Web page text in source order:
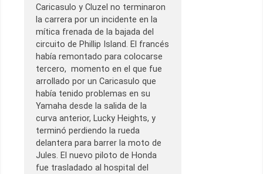
Caricasulo y Cluzel no terminaron
la carrera por un incidente en la
mítica frenada de la bajada del
circuito de Phillip Island. El francés
había remontado para colocarse
tercero, momento en el que fue
arrollado por un Caricasulo que
había tenido problemas en su
Yamaha desde la salida de la
curva anterior, Lucky Heights, y
terminó perdiendo la rueda
delantera para barrer la moto de
Jules. El nuevo piloto de Honda
fue trasladado al hospital del